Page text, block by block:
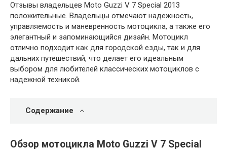
Отзывы владельцев Moto Guzzi V 7 Special 2013
положительные. Владельцы отмечают надежность,
управляемость и маневренность мотоцикла, а также его
элегантный и запоминающийся дизайн. Мотоцикл
отлично подходит как для городской езды, так и для
дальних путешествий, что делает его идеальным
выбором для любителей классических мотоциклов с
надежной техникой.
Содержание
Обзор мотоцикла Moto Guzzi V 7 Special